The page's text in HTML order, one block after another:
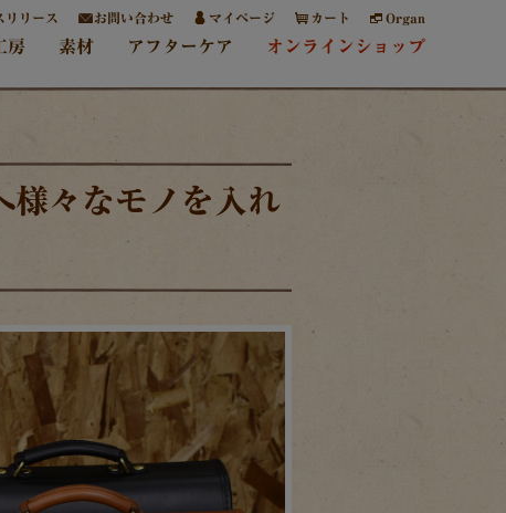
リリース お問い合わせ マイページ カート Organ
房 素材 アフターケア オンラインショップ
様々なモノを入れ